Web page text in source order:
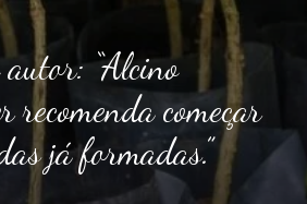
“Alcino
recomenda começar
já formadas.”